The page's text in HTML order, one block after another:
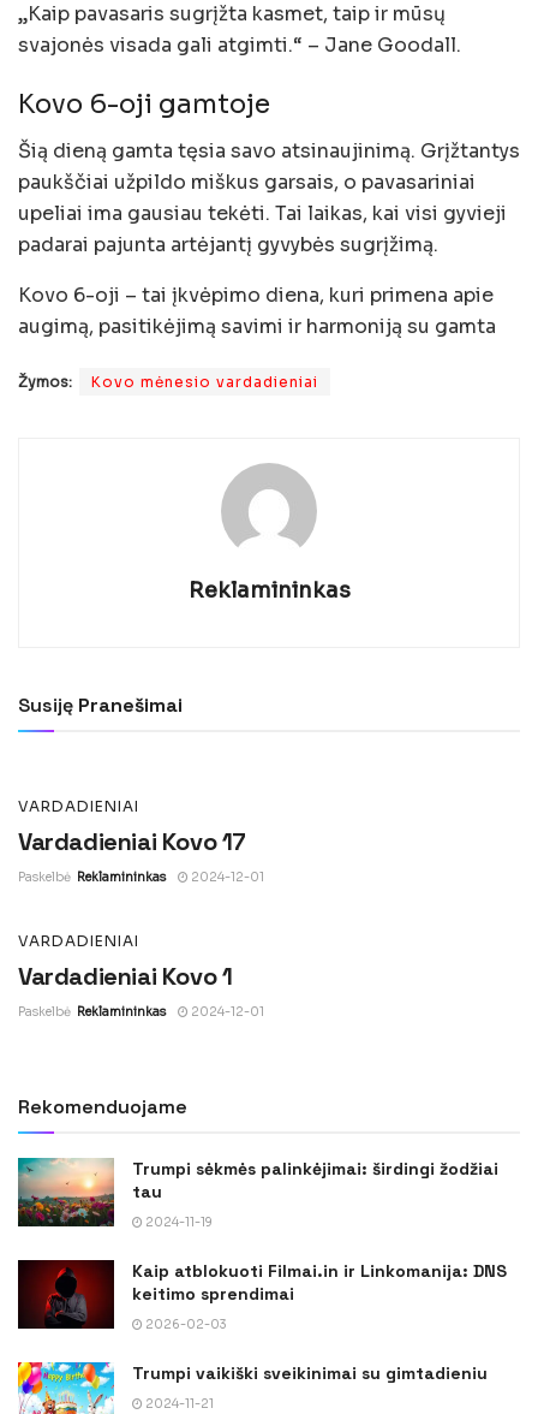
„Kaip pavasaris sugrįžta kasmet, taip ir mūsų
svajonės visada gali atgimti.“ – Jane Goodall.
Kovo 6-oji gamtoje
Šią dieną gamta tęsia savo atsinaujinimą. Grįžtantys
paukščiai užpildo miškus garsais, o pavasariniai
upeliai ima gausiau tekėti. Tai laikas, kai visi gyvieji
padarai pajunta artėjantį gyvybės sugrįžimą.
Kovo 6-oji – tai įkvėpimo diena, kuri primena apie
augimą, pasitikėjimą savimi ir harmoniją su gamta
Žymos: Kovo mėnesio vardadieniai
Reklamininkas
Susiję Pranešimai
Paskelbė
VARDADIENIAI
Vardadieniai Kovo 17
Paskelbė Reklamininkas 2024-12-01
VARDADIENIAI
Vardadieniai Kovo 1
Paskelbė Reklamininkas 2024-12-01
Rekomenduojame
Trumpi sėkmės palinkėjimai: širdingi žodžiai
tau
2024-11-19
Kaip atblokuoti Filmai.in ir Linkomanija: DNS
keitimo sprendimai
2026-02-03
Trumpi vaikiški sveikinimai su gimtadieniu
2024-11-21